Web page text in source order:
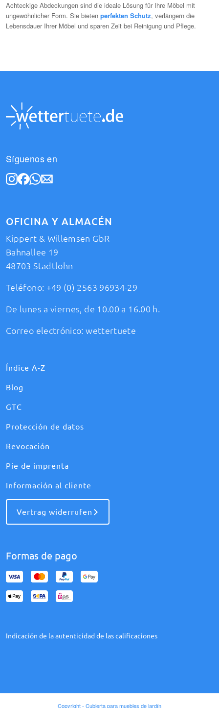
Achteckige Abdeckungen sind die ideale Lösung für Ihre Möbel mit
ungewöhnlicher Form. Sie bieten perfekten Schutz, verlängern die
Lebensdauer Ihrer Möbel und sparen Zeit bei Reinigung und Pflege.
Síguenos en
OFICINA Y ALMACÉN
Kippert & Willemsen GbR
Bahnallee 19
48703 Stadtlohn
Teléfono: +49 (0) 2563 96934-29
De lunes a viernes, de 10.00 a 16.00 h.
Correo electrónico:wettertuete
Índice A-Z
Blog
GTC
Protección de datos
Revocación
Pie de imprenta
Información al cliente
Vertrag widerrufen
Formas de pago
Indicación de la autenticidad de las calificaciones
Copyright - Cubierta para muebles de jardín